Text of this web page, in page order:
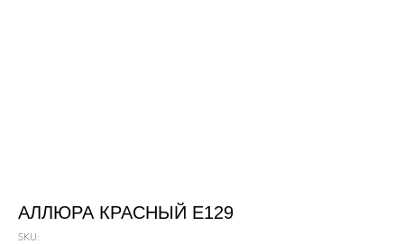
АЛЛЮРА КРАСНЫЙ Е129
SKU: